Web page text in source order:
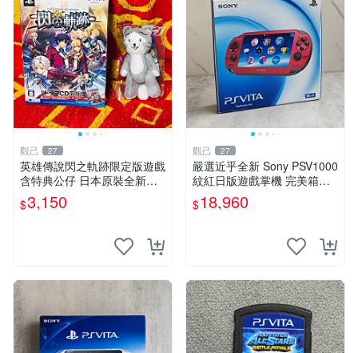
觀己 27
英雄傳說閃之軌跡限定版遊戲
含特典公仔 日本原裝全新未
拆封 圖像即實物 閃之軌跡 游
戲 公仔
$3,150
觀己 27
嚴選近乎全新 Sony PSV1000
紋紅日版遊戲掌機 完美箱套
SONY 日本原裝 PSV1000 紅
色 手機遊戲掌機 Sony 游戲
$18,960